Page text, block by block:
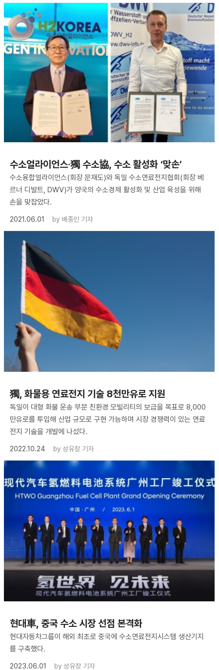
수소얼라이언스·獨 수소協, 수소 활성화 ‘맞손’
수소융합얼라이언스(회장 문재도)와 독일 수소연료전지협회(회장 베
르너 디발트, DWV)가 양국의 수소경제 활성화 및 산업 육성을 위해
손을 맞잡았다.
2021.06.01
by 배종인 기자
獨, 화물용 연료전지 기술 8천만유로 지원
독일이 대형 화물 운송 부문 친환경 모빌리티의 보급을 목표로 8,000
만유로를 투입해 산업 규모로 구현 가능하며 시장 경쟁력이 있는 연료
전지 기술을 개발에 나섰다.
2022.10.24
by 성유창 기자
현대車, 중국 수소 시장 선점 본격화
현대자동차그룹이 해외 최초로 중국에 수소연료전지시스템 생산기지
를 구축했다.
2023.06.01
by 성유창 기자